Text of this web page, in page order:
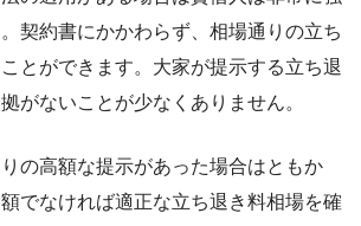
契約書にかかわらず、相場通りの立ち
とができます。大家が提示する立ち退
がないことが少なくありません。
の高額な提示があった場合はともか
でなければ適正な立ち退き料相場を確